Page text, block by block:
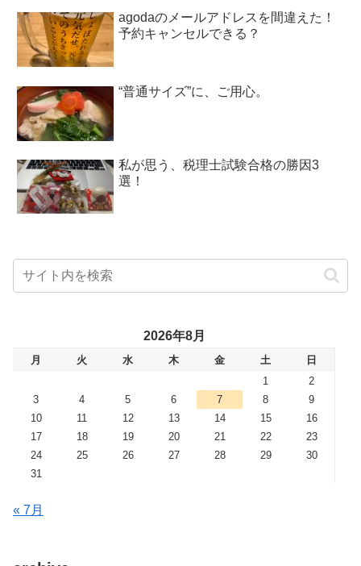
agodaのメールアドレスを間違えた！
予約キャンセルできる？
“普通サイズ”に、ご用心。
私が思う、税理士試験合格の勝因3
選！
2026年8月
月 火 水 木 金 土
日
1
2
3
4 5 6 7 8
9
10
11 12 13 14 15
16
17
18 19 20 21 22
23
24
25 26 27 28 29
30
31
« 7月